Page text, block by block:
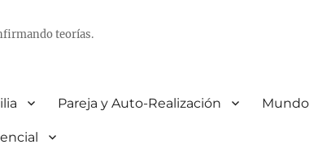
teorías.
Pareja y Auto-Realización Mundo